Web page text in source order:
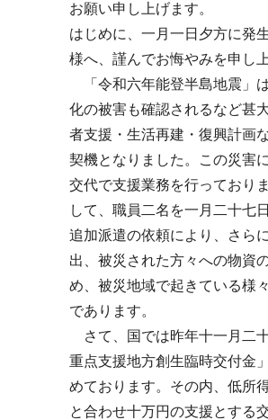
お願い申し上げます。
はじめに、一月一日夕方に発
様へ、謹んでお悔やみを申し
「令和六年能登半島地震」
化の被害も確認されるなど甚
者支援・生活再建・復興計画
契機となりました。この災害
交代で支援業務を行っており
して、職員二名を一月二十七
追加派遣の依頼により、さら
出、被災された方々への物資
め、被災地域で起きている様
であります。
さて、国では昨年十一月二
重点支援地方創生臨時交付金
めております。その内、低所
と合わせ十万円の支援とする